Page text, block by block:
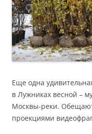
Еще одна
в Лужниках весной –
Москвы-реки.
проекциями